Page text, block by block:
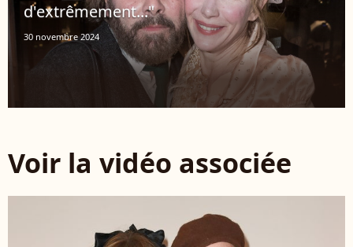
d'extrêmement..."
30 novembre 2024
Voir la vidéo associée